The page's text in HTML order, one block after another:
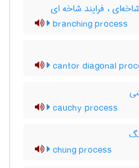
، فرایند شاخه ای
branching process
cantor diagonal
cauchy process
chung process